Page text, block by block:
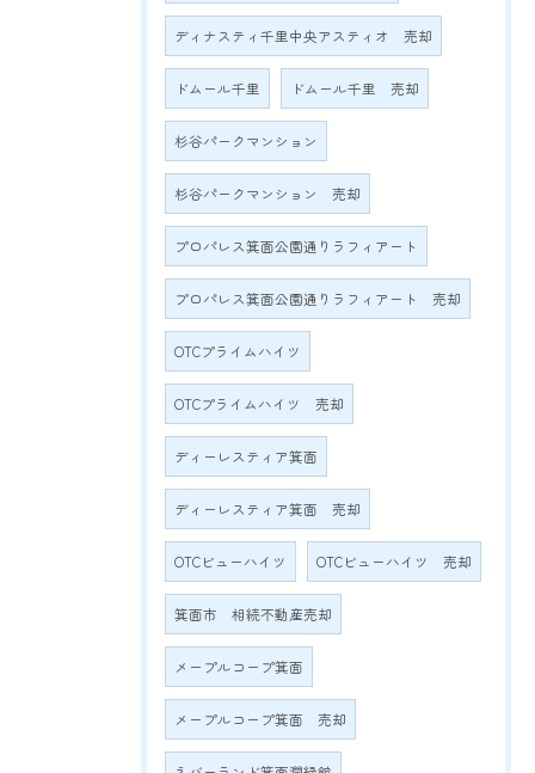
ディナスティ千里中央アスティオ 売却
ドムール千里 ドムール千里 売却
杉谷パークマンション
杉谷パークマンション 売却
プロパレス箕面公園通りラフィアート
プロパレス箕面公園通りラフィアート 売却
OTCプライムハイツ
OTCプライムハイツ 売却
ディーレスティア箕面
ディーレスティア箕面 売却
OTCビューハイツ OTCビューハイツ 売却
箕面市 相続不動産売却
メープルコープ箕面
メープルコープ箕面 売却